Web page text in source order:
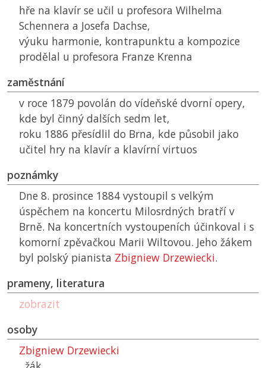
hře na klavír se učil u profesora Wilhelma
Schennera a Josefa Dachse,
výuku harmonie, kontrapunktu a kompozice
prodělal u profesora Franze Krenna
zaměstnání
v roce 1879 povolán do vídeňské dvorní opery,
kde byl činný dalších sedm let,
roku 1886 přesídlil do Brna, kde působil jako
učitel hry na klavír a klavírní virtuos
poznámky
Dne 8. prosince 1884 vystoupil s velkým
úspěchem na koncertu Milosrdných bratří v
Brně. Na koncertních vystoupeních účinkoval i s
komorní zpěvačkou Marii Wiltovou. Jeho žákem
byl polský pianista Zbigniew Drzewiecki.
prameny, literatura
zobrazit
osoby
Zbigniew Drzewiecki